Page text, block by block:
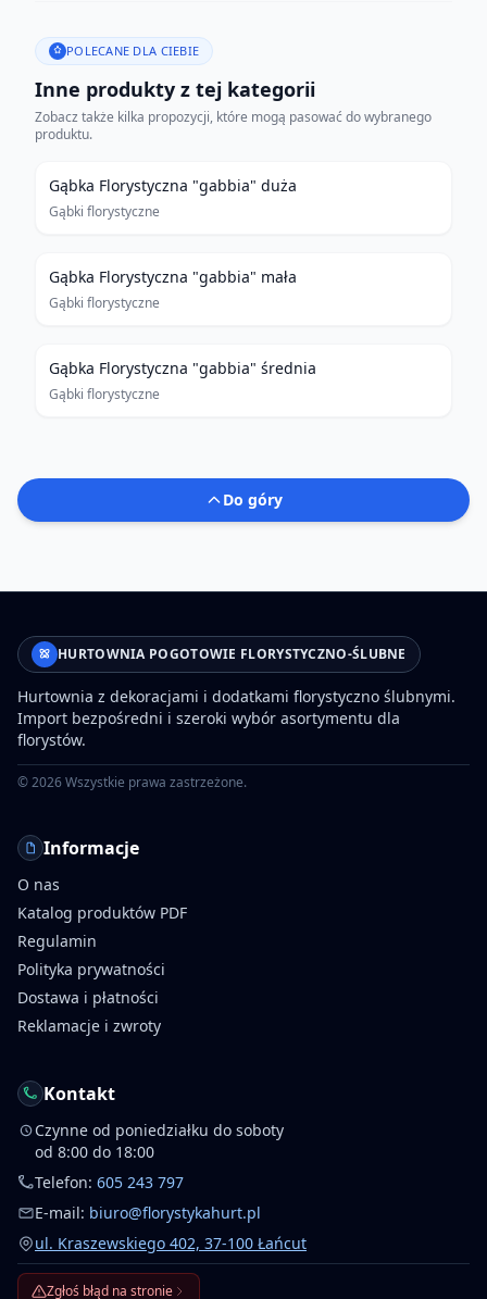
POLECANE DLA CIEBIE
Inne produkty z tej kategorii
Zobacz także kilka propozycji, które mogą pasować do wybranego
produktu.
Gąbka Florystyczna "gabbia" duża
Gąbki florystyczne
Gąbka Florystyczna "gabbia" mała
Gąbki florystyczne
Gąbka Florystyczna "gabbia" średnia
Gąbki florystyczne
Do góry
HURTOWNIA POGOTOWIE FLORYSTYCZNO-ŚLUBNE
Hurtownia z dekoracjami i dodatkami florystyczno ślubnymi.
Import bezpośredni i szeroki wybór asortymentu dla
florystów.
©2026Wszystkie prawa zastrzeżone.
Informacje
O nas
Katalog produktów PDF
Regulamin
Polityka prywatności
Dostawa i płatności
Reklamacje i zwroty
Kontakt
Czynne od poniedziałku do soboty
od 8:00 do 18:00
Telefon: 605 243 797
E-mail: biuro@florystykahurt.pl
ul. Kraszewskiego 402, 37-100 Łańcut
Zgłoś błąd na stronie